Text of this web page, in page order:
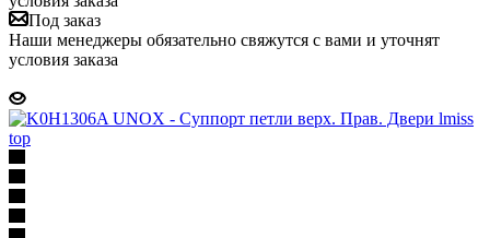
Под заказ
Наши менеджеры обязательно свяжутся с вами и уточнят
условия заказа